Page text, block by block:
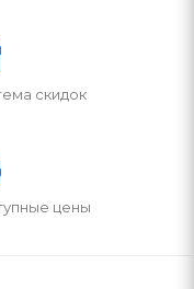
скидок
цены